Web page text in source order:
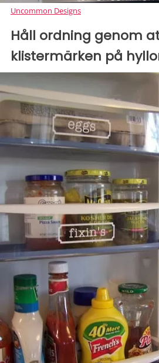
Uncommon Designs
Håll ordning genom
klistermärken på